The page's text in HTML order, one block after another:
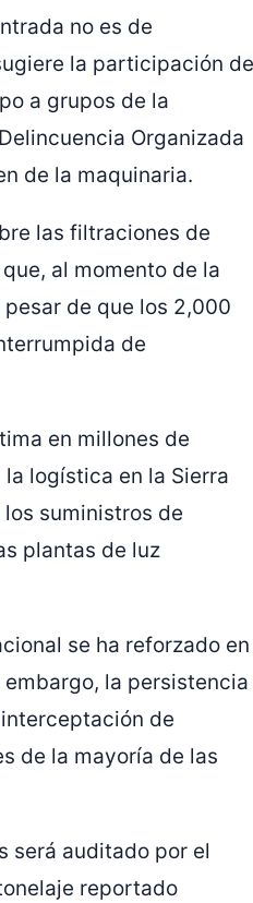
no es de
la participación de
a grupos de la
Organizada
de la maquinaria.
las filtraciones de
al momento de la
de que los 2,000
de
en millones de
logística en la Sierra
suministros de
plantas de luz
se ha reforzado en
la persistencia
de
de la mayoría de las
será auditado por el
reportado